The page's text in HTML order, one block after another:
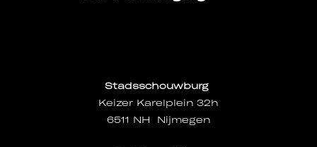
Stadsschouwburg
Keizer Karelplein 32h
6511 NH Nijmegen